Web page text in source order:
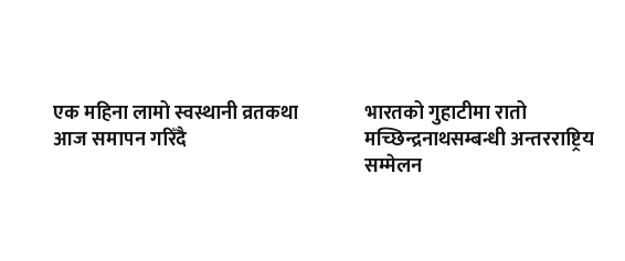
एक महिना लामो स्वस्थानी व्रतकथा
आज समापन गरिँदै
भारतको गुहाटीमा रातो
मच्छिन्द्रनाथसम्बन्धी अन्तरराष्ट्रिय
सम्मेलन